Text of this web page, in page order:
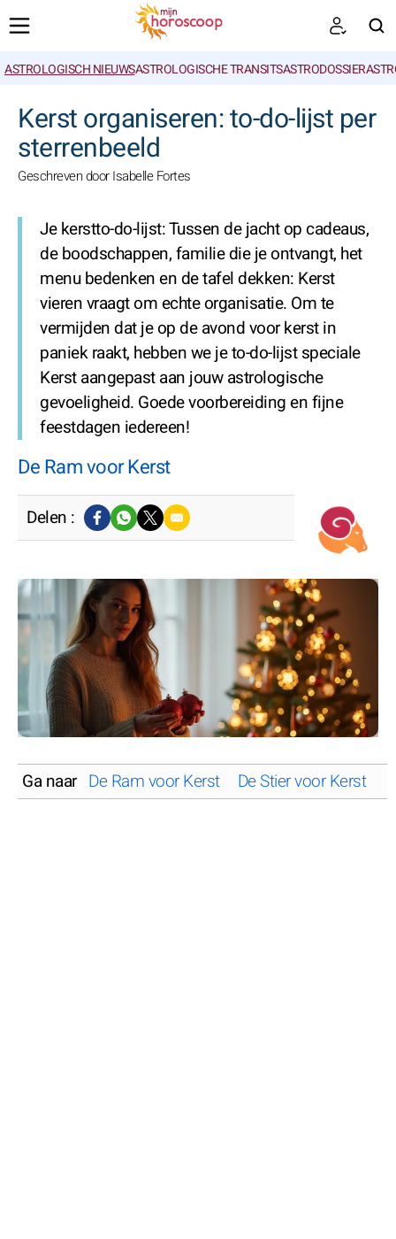
ASTROLOGISCH NIEUWSASTROLOGISCHE TRANSITSASTRODOSSIER
Kerst organiseren: to-do-lijst per
sterrenbeeld
Geschreven door Isabelle Fortes
Je kerstto-do-lijst:Tussen de jacht op cadeaus,
de boodschappen, familie die je ontvangt, het
menu bedenken en de tafel dekken: Kerst
vieren vraagt om echte organisatie. Om te
vermijden dat je op de avond voor kerst in
paniek raakt, hebben we je to-do-lijst speciale
Kerst aangepast aan jouw astrologische
gevoeligheid. Goede voorbereiding en fijne
feestdagen iedereen!
De Ram voor Kerst
Delen :
Ga naar De Ram voor Kerst De Stier voor Kerst